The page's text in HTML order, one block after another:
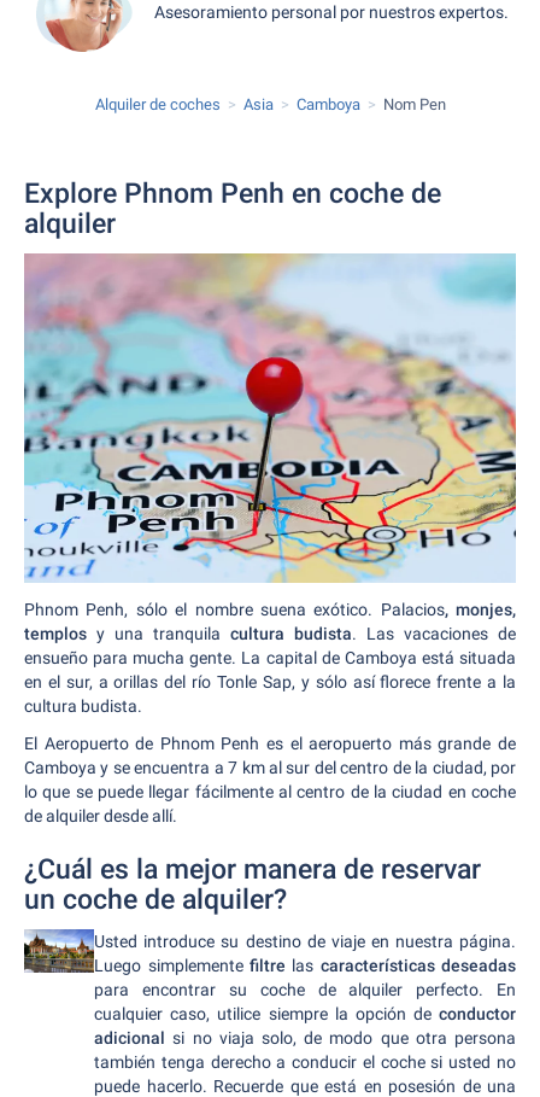
Asesoramiento personal por nuestros expertos.
Alquiler de coches Asia Camboya Nom Pen
Explore Phnom Penh en coche de
alquiler
Phnom Penh, sólo el nombre suena exótico. Palacios, monjes,
templos y una tranquila cultura budista. Las vacaciones de
ensueño para mucha gente. La capital de Camboya está situada
en el sur, a orillas del río Tonle Sap, y sólo así florece frente a la
cultura budista.
El Aeropuerto de Phnom Penh es el aeropuerto más grande de
Camboya y se encuentra a 7 km al sur del centro de la ciudad, por
lo que se puede llegar fácilmente al centro de la ciudad en coche
de alquiler desde allí.
¿Cuál es la mejor manera de reservar
un coche de alquiler?
Usted introduce su destino de viaje en nuestra página.
Luego simplemente filtre las características deseadas
para encontrar su coche de alquiler perfecto. En
cualquier caso, utilice siempre la opción de conductor
adicional si no viaja solo, de modo que otra persona
también tenga derecho a conducir el coche si usted no
puede hacerlo. Recuerde que está en posesión de una